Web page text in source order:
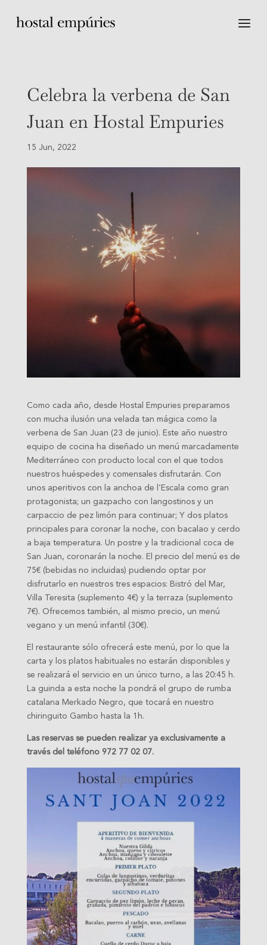
Celebra la verbena de San
Juan en Hostal Empuries
15 Jun, 2022
Como cada año, desde Hostal Empuries preparamos
con mucha ilusión una velada tan mágica como la
verbena de San Juan (23 de junio). Este año nuestro
equipo de cocina ha diseñado un menú marcadamente
Mediterráneo con producto local con el que todos
nuestros huéspedes y comensales disfrutarán. Con
unos aperitivos con la anchoa de l’Escala como gran
protagonista; un gazpacho con langostinos y un
carpaccio de pez limón para continuar; Y dos platos
principales para coronar la noche, con bacalao y cerdo
a baja temperatura. Un postre y la tradicional coca de
San Juan, coronarán la noche. El precio del menú es de
75€ (bebidas no incluidas) pudiendo optar por
disfrutarlo en nuestros tres espacios: Bistró del Mar,
Villa Teresita (suplemento 4€) y la terraza (suplemento
7€). Ofrecemos también, al mismo precio, un menú
vegano y un menú infantil (30€).
El restaurante sólo ofrecerá este menú, por lo que la
carta y los platos habituales no estarán disponibles y
se realizará el servicio en un único turno, a las 20:45 h.
La guinda a esta noche la pondrá el grupo de rumba
catalana Merkado Negro, que tocará en nuestro
chiringuito Gambo hasta la 1h.
Las reservas se pueden realizar ya exclusivamente a
través del teléfono 972 77 02 07.